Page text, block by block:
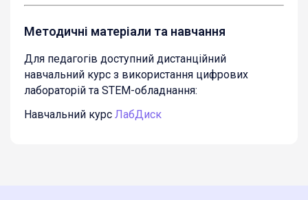
Методичні матеріали та навчання
Для педагогів доступний дистанційний
навчальний курс з використання цифрових
лабораторій та STEM-обладнання:
Навчальний курс ЛабДиск